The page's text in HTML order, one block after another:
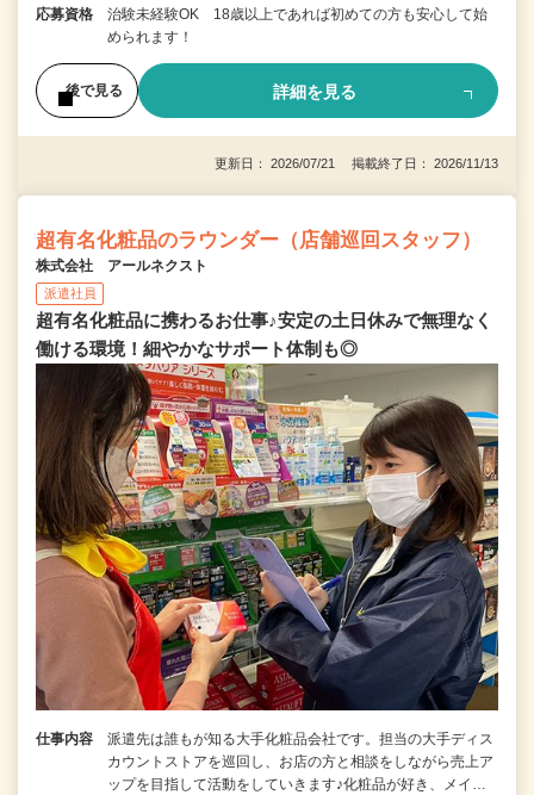
応募資格
治験未経験OK 18歳以上であれば初めての方も安心して始
められます！
後で見る 詳細を見る
更新日： 2026/07/21 掲載終了日： 2026/11/13
超有名化粧品のラウンダー（店舗巡回スタッフ）
株式会社 アールネクスト
派遣社員
超有名化粧品に携わるお仕事♪安定の土日休みで無理なく
働ける環境！細やかなサポート体制も◎
仕事内容
派遣先は誰もが知る大手化粧品会社です。担当の大手ディス
カウントストアを巡回し、お店の方と相談をしながら売上ア
ップを目指して活動をしていきます♪化粧品が好き、メイ…